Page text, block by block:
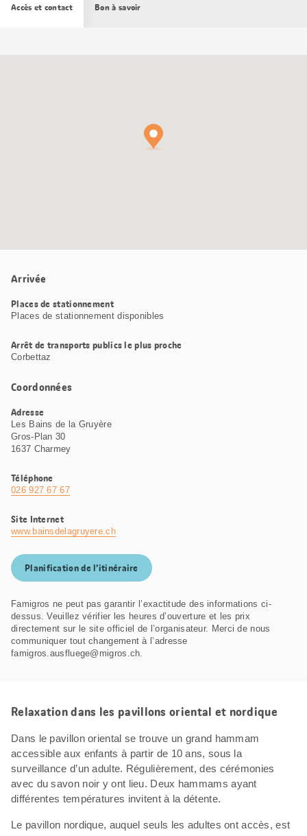
Accès et contact Bon à savoir
Arrivée
Places de stationnement
Places de stationnement disponibles
Arrêt de transports publics le plus proche
Corbettaz
Coordonnées
Adresse
Les Bains de la Gruyère
Gros-Plan 30
1637 Charmey
Téléphone
026 927 67 67
Site Internet
www.bainsdelagruyere.ch
Planification de l’itinéraire
Famigros ne peut pas garantir l’exactitude des informations ci-
dessus. Veuillez vérifier les heures d’ouverture et les prix
directement sur le site officiel de l’organisateur. Merci de nous
communiquer tout changement à l’adresse
famigros.ausfluege@migros.ch.
Relaxation dans les pavillons oriental et nordique
Dans le pavillon oriental se trouve un grand hammam
accessible aux enfants à partir de 10 ans, sous la
surveillance d’un adulte. Régulièrement, des cérémonies
avec du savon noir y ont lieu. Deux hammams ayant
différentes températures invitent à la détente.
Le pavillon nordique, auquel seuls les adultes ont accès, est